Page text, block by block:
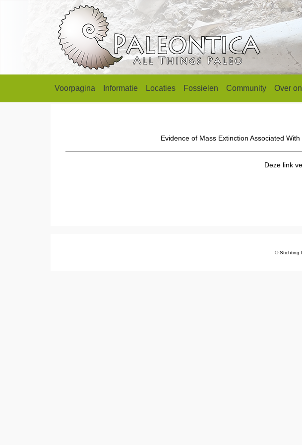
Voorpagina Informatie Locaties Fossielen Community Over
Evidence of Mass Extinction Associated
Deze link
© Stichting